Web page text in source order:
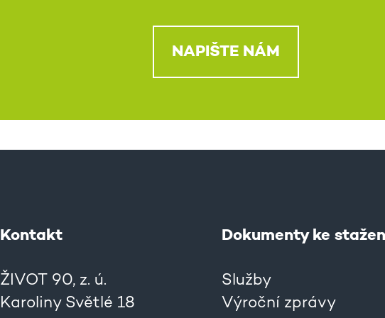
NAPIŠTE NÁM
Kontakt
ŽIVOT 90, z. ú.
Karoliny Světlé 18
Dokumenty ke
Služby
Výroční zprávy